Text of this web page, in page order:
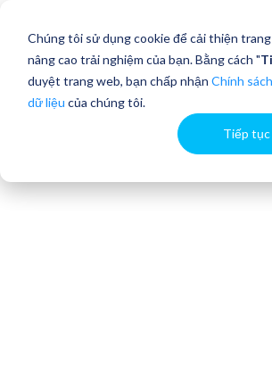
Chúng tôi sử dụng cookie để cải thiện
nâng cao trải nghiệm của bạn. Bằng cách "
duyệt trang web, bạn chấp nhận Chính
dữ liệu của chúng tôi.
Tiếp tục